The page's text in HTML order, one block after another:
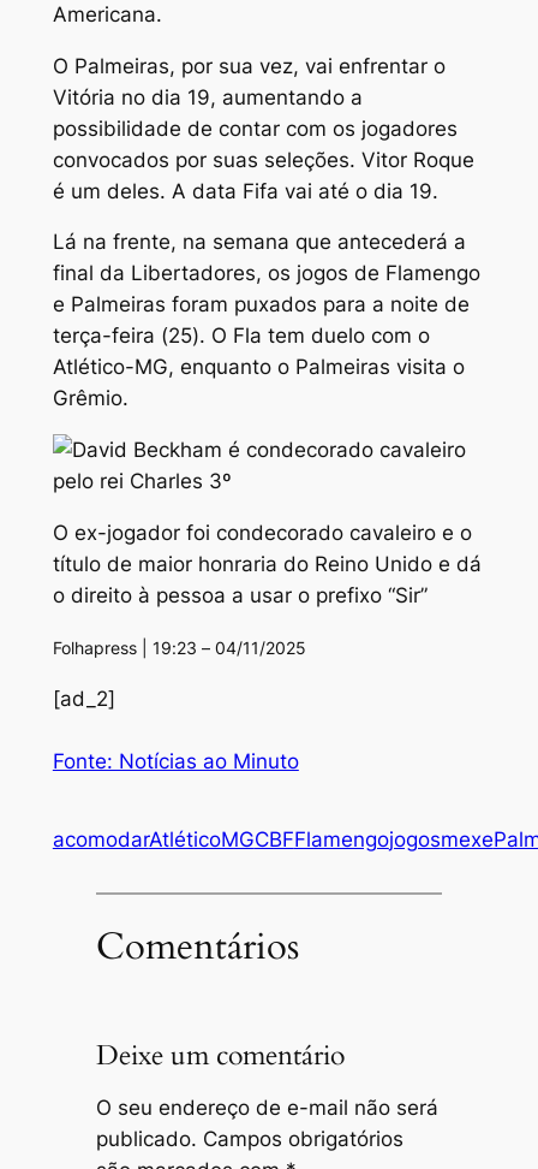
Americana.
O Palmeiras, por sua vez, vai enfrentar o
Vitória no dia 19, aumentando a
possibilidade de contar com os jogadores
convocados por suas seleções. Vitor Roque
é um deles. A data Fifa vai até o dia 19.
Lá na frente, na semana que antecederá a
final da Libertadores, os jogos de Flamengo
e Palmeiras foram puxados para a noite de
terça-feira (25). O Fla tem duelo com o
Atlético-MG, enquanto o Palmeiras visita o
Grêmio.
O ex-jogador foi condecorado cavaleiro e o
título de maior honraria do Reino Unido e dá
o direito à pessoa a usar o prefixo “Sir”
Folhapress | 19:23 – 04/11/2025
[ad_2]
Fonte: Notícias ao Minuto
acomodarAtléticoMGCBFFlamengojogosmexe
Comentários
Deixe um comentário
O seu endereço de e-mail não será
publicado. Campos obrigatórios